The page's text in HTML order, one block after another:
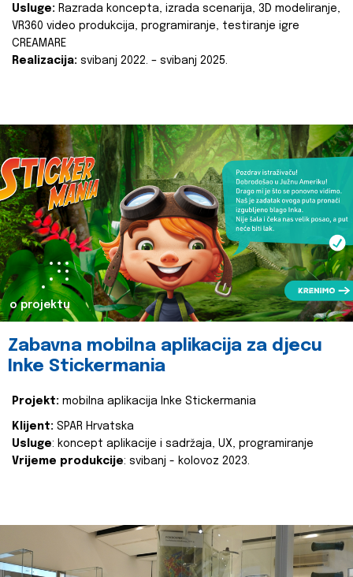
Usluge: Razrada koncepta, izrada scenarija, 3D modeliranje,
VR360 video produkcija, programiranje, testiranje igre
CREAMARE
Realizacija: svibanj 2022. – svibanj 2025.
o projektu
Zabavna mobilna aplikacija za djecu
Inke Stickermania
Projekt: mobilna aplikacija Inke Stickermania
Klijent: SPAR Hrvatska
Usluge: koncept aplikacije i sadržaja, UX, programiranje
Vrijeme produkcije: svibanj - kolovoz 2023.